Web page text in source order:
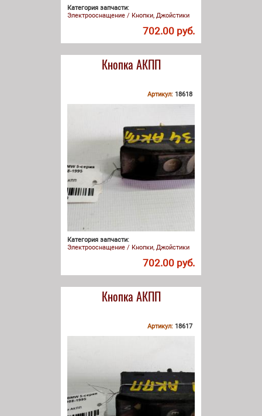
Категория запчасти:
Электрооснащение / Кнопки, Джойстики
702.00 руб.
Кнопка АКПП
Артикул: 18618
Категория запчасти:
Электрооснащение / Кнопки, Джойстики
702.00 руб.
Кнопка АКПП
Артикул: 18617